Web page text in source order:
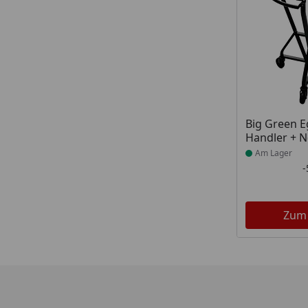
Big Green
Handler +
Produkt
Am Lager
-